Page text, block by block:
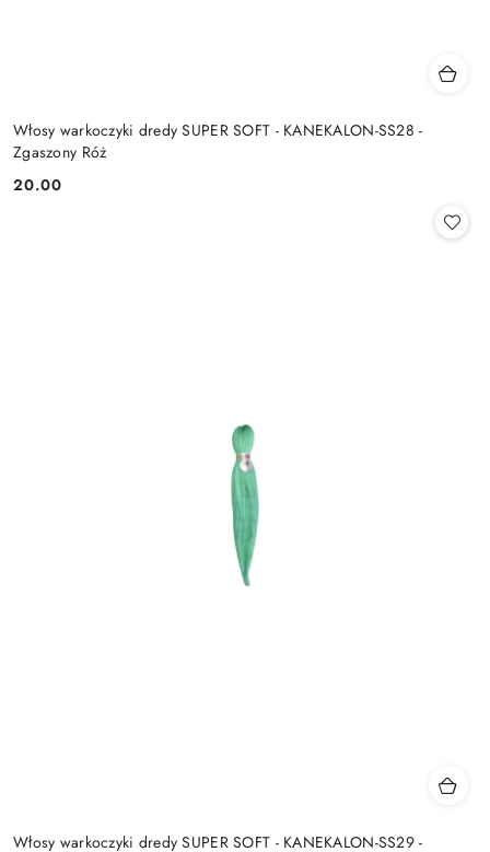
Włosy warkoczyki dredy SUPER SOFT - KANEKALON-SS28 -
Zgaszony Róż
Cena:
20.00
Włosy warkoczyki dredy SUPER SOFT - KANEKALON-SS29 -